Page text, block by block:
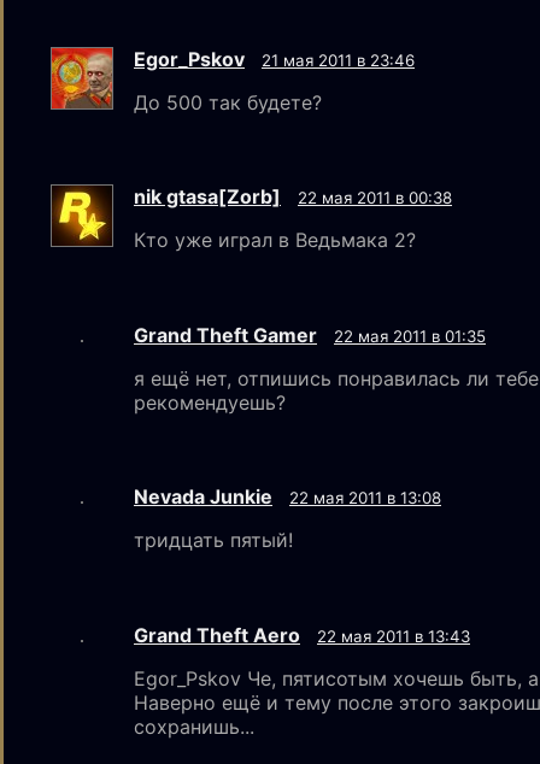
Egor_Pskov 21 мая 2011 в 23:46
До 500 так будете?
nik gtаsа[Zorb] 22 мая 2011 в 00:38
Кто уже играл в Ведьмака 2?
Grand Theft Gamer 22 мая 2011 в 01:35
я ещё нет, отпишись понравилась ли
рекомендуешь?
Nevada Junkie 22 мая 2011 в 13:08
тридцать пятый!
Grand Theft Aero 22 мая 2011 в 13:43
Egor_Pskov Че, пятисотым хочешь быть,
Наверно ещё и тему после этого
сохранишь...